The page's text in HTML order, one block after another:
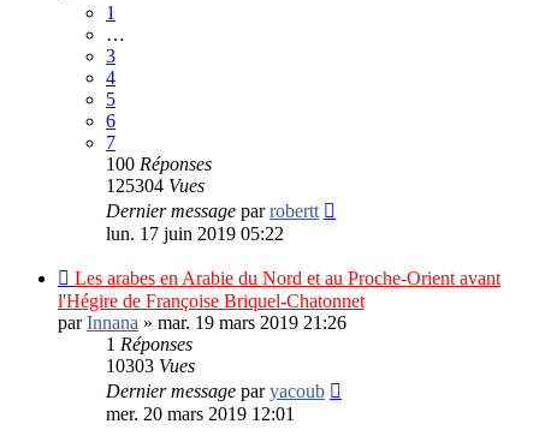
1
…
3
4
5
6
7
100 Réponses
125304 Vues
Dernier message parrobertt
lun. 17 juin 2019 05:22
Les arabes en Arabie du Nord et au Proche-Orient avant
l'Hégire de Françoise Briquel-Chatonnet
parInnana » mar. 19 mars 2019 21:26
1 Réponses
10303 Vues
Dernier message paryacoub
mer. 20 mars 2019 12:01